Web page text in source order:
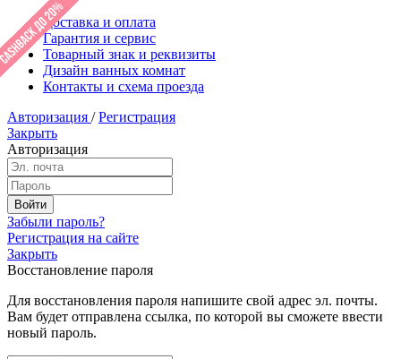
Доставка и оплата
Гарантия и сервис
Товарный знак и реквизиты
Дизайн ванных комнат
Контакты и схема проезда
Авторизация / Регистрация
Закрыть
Авторизация
Забыли пароль?
Регистрация на сайте
Закрыть
Восстановление пароля
Для восстановления пароля напишите свой адрес эл. почты.
Вам будет отправлена ссылка, по которой вы сможете ввести
новый пароль.